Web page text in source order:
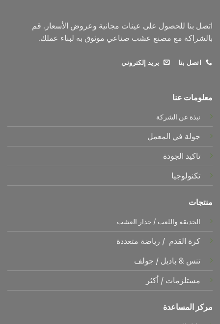
اتصل بنا للحصول على عينات مجانية وعروض الأسعار. قم
بالشراكة مع مصنع عشب صناعي موثوق به لبناء عملك.
اتصل بنا بريد إلكتروني
معلومات عنا
نبذة عن الشركة
جولة في المعمل
تاكيد الجودة
تكنولوجيا
منتجات
الحديقة واللعب / جدار العشب
كرة القدم / رياضة متعددة
تنس & باديل / جولف
مستلزمات / أكثر
مركز المساعدة